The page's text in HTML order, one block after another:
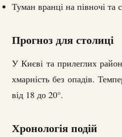
Туман вранці на півночі та
Прогноз для столиці
У Києві та прилеглих
хмарність без опадів.
від 18 до 20°.
Хронологія подій